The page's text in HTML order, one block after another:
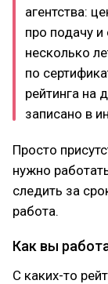
агентства:
про подачу
несколько
по
рейтинга на
записано в
Просто
нужно
следить за
работа.
Как вы
С каких-то